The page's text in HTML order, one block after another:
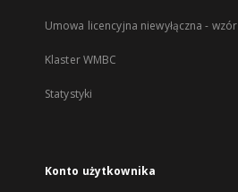
Umowa licencyjna niewyłączna - wzór
Klaster WMBC
Statystyki
Konto użytkownika